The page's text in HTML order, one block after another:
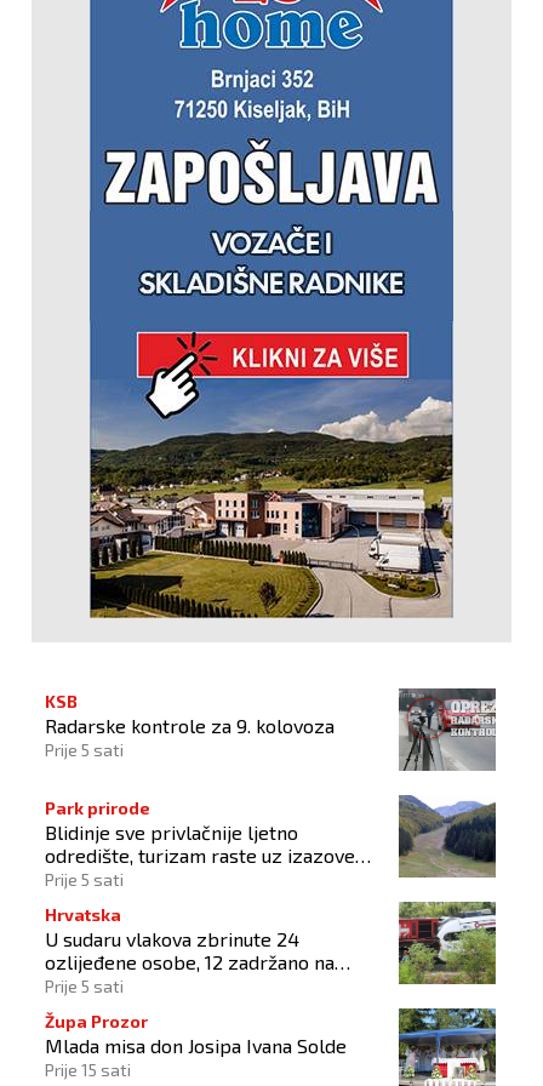
KSB
Radarske kontrole za 9. kolovoza
Prije 5 sati
Park prirode
Blidinje sve privlačnije ljetno
odredište, turizam raste uz izazove
očuvanja prirode
Prije 5 sati
Hrvatska
U sudaru vlakova zbrinute 24
ozlijeđene osobe, 12 zadržano na
liječenju
Prije 5 sati
Župa Prozor
Mlada misa don Josipa Ivana Solde
Prije 15 sati